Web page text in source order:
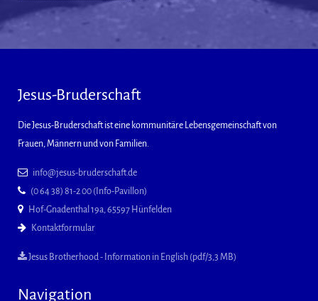
Jesus-Bruderschaft
Die Jesus-Bruderschaft ist eine kommunitäre Lebensgemeinschaft von
Frauen, Männern und von Familien.
info@jesus-bruderschaft.de
(0 64 38) 81-2 00 (Info-Pavillon)
Hof-Gnadenthal 19a, 65597 Hünfelden
Kontaktformular
Jesus Brotherhood - Information in English (pdf/3,3 MB)
Navigation